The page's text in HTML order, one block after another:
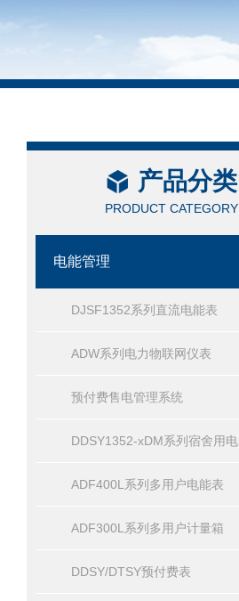
产品分类
PRODUCT CATEGORY
电能管理
DJSF1352系列直流电能表
ADW系列电力物联网仪表
预付费售电管理系统
DDSY1352-xDM系列宿舍用电
ADF400L系列多用户电能表
ADF300L系列多用户计量箱
DDSY/DTSY预付费表